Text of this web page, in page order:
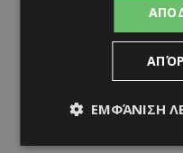
ΕΜΦΆΝΙΣΗ